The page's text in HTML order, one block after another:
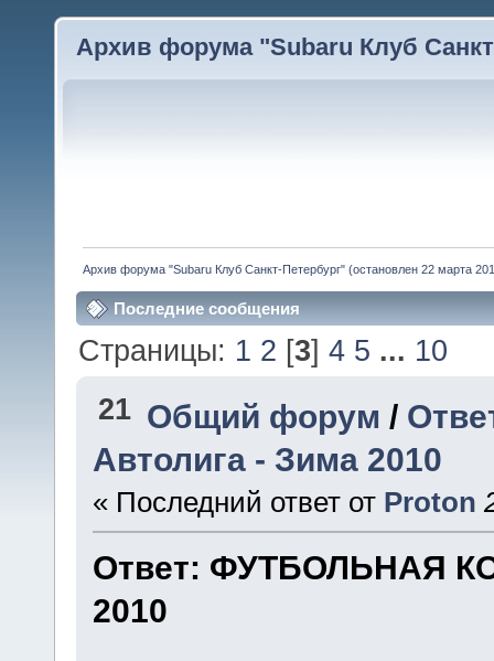
Архив форума "Subaru Клуб
Архив форума "Subaru Клуб Санкт-Петербург" (остановлен 22 марта
Последние сообщения
Страницы: 1 2 [3]4 5 ... 10
21 Общий форум /
Автолига - Зима 2010
« Последний ответ от Proton
Ответ: ФУТБОЛЬНАЯ
2010